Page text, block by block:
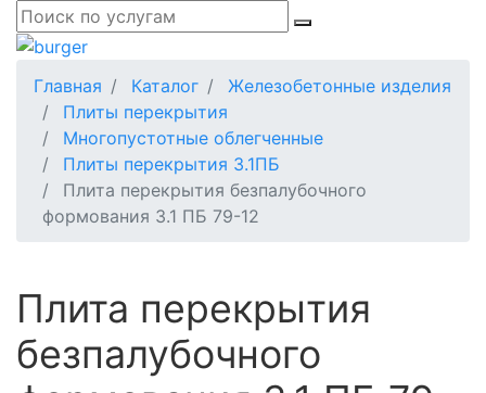
Главная Каталог
Железобетонные изделия
Плиты перекрытия
Многопустотные облегченные
Плиты перекрытия 3.1ПБ
Плита перекрытия безпалубочного
формования 3.1 ПБ 79-12
Плита перекрытия
безпалубочного